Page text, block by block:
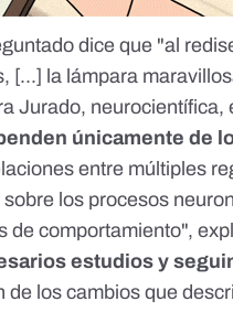
dice que "al
, [...] la lámpara
Jurado, neurocientífica,
únicamente de
entre múltiples
los procesos
de comportamiento",
estudios y
de los cambios que